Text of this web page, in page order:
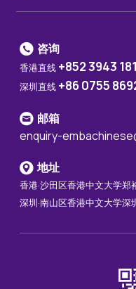
咨询
香港直线 +852 3943
深圳直线 +86 0755
邮箱
enquiry-
地址
香港·沙田区香港中文大学郑
深圳·南山区香港中文大学深